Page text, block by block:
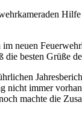
neuen
besten Grüße
immer
machte die